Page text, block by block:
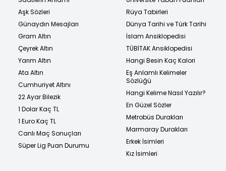
Aşk Sözleri
Günaydın Mesajları
Gram Altın
Çeyrek Altın
Yarım Altın
Ata Altın
Cumhuriyet Altını
22 Ayar Bilezik
1 Dolar Kaç TL
1 Euro Kaç TL
Canlı Maç Sonuçları
Süper Lig Puan Durumu
Rüya Tabirleri
Dünya Tarihi ve Türk Tarihi
İslam Ansiklopedisi
TÜBİTAK Ansiklopedisi
Hangi Besin Kaç Kalori
Eş Anlamlı Kelimeler
Sözlüğü
Hangi Kelime Nasıl Yazılır?
En Güzel Sözler
Metrobüs Durakları
Marmaray Durakları
Erkek İsimleri
Kız İsimleri